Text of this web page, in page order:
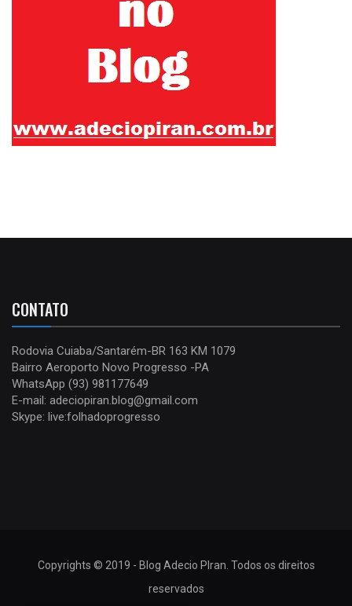
CONTATO
Rodovia Cuiaba/Santarém-BR 163 KM 1079
Bairro Aeroporto Novo Progresso -PA
WhatsApp (93) 981177649
E-mail: adeciopiran.blog@gmail.com
Skype: live:folhadoprogresso
Copyrights © 2019 - Blog Adecio PIran. Todos os direitos
reservados